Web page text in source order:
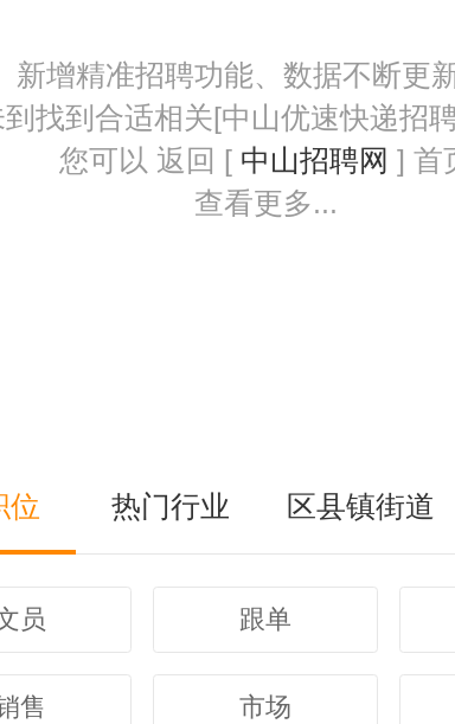
新增精准招聘功能、数据不断更
找到合适相关[中山优速快递招
您可以 返回 [ 中山招聘网 ] 首
查看更多...
位 热门行业 区县镇街道
员 跟单
售 市场